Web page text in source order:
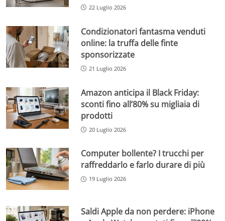
22 Luglio 2026
Condizionatori fantasma venduti
online: la truffa delle finte
sponsorizzate
21 Luglio 2026
Amazon anticipa il Black Friday:
sconti fino all’80% su migliaia di
prodotti
20 Luglio 2026
Computer bollente? I trucchi per
raffreddarlo e farlo durare di più
19 Luglio 2026
Saldi Apple da non perdere: iPhone